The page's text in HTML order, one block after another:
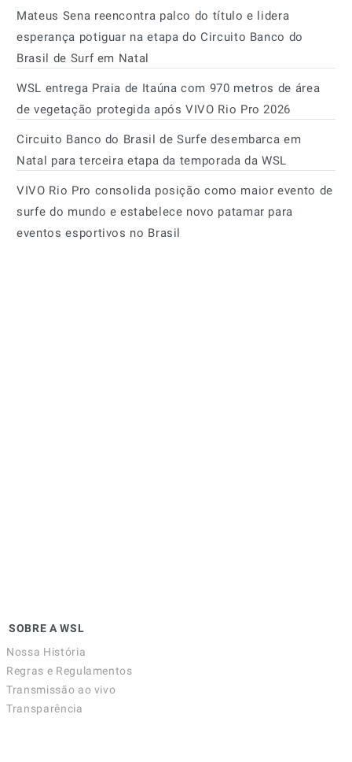
Mateus Sena reencontra palco do título e lidera
esperança potiguar na etapa do Circuito Banco do
Brasil de Surf em Natal
WSL entrega Praia de Itaúna com 970 metros de área
de vegetação protegida após VIVO Rio Pro 2026
Circuito Banco do Brasil de Surfe desembarca em
Natal para terceira etapa da temporada da WSL
VIVO Rio Pro consolida posição como maior evento de
surfe do mundo e estabelece novo patamar para
eventos esportivos no Brasil
SOBRE A WSL
Nossa História
Regras e Regulamentos
Transmissão ao vivo
Transparência